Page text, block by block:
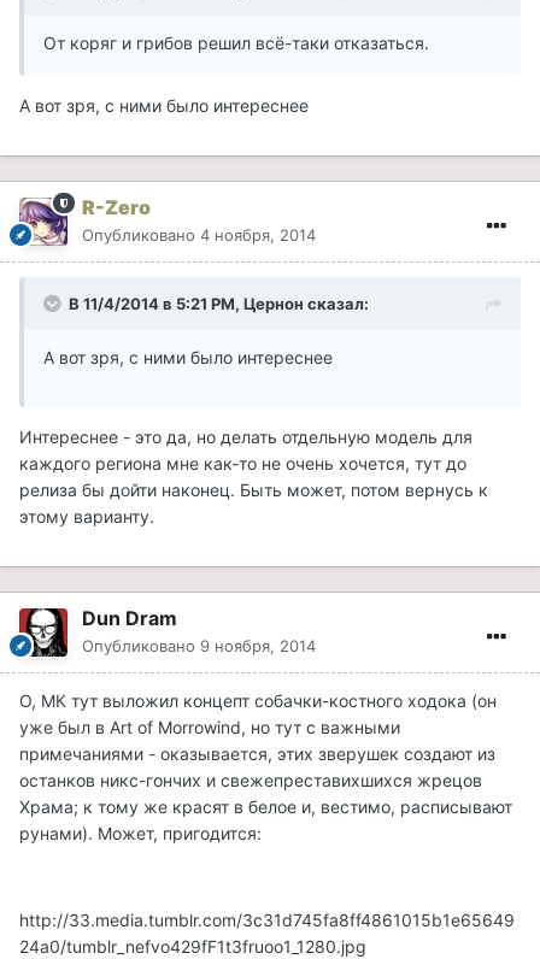
От коряг и грибов решил всё-таки отказаться.
А вот зря, с ними было интереснее
R-Zero
Опубликовано 4 ноября, 2014
В 11/4/2014 в 5:21 PM, Цернон сказал:
А вот зря, с ними было интереснее
Интереснее - это да, но делать отдельную модель для
каждого региона мне как-то не очень хочется, тут до
релиза бы дойти наконец. Быть может, потом вернусь к
этому варианту.
Dun Dram
Опубликовано 9 ноября, 2014
О, МК тут выложил концепт собачки-костного ходока (он
уже был в Art of Morrowind, но тут с важными
примечаниями - оказывается, этих зверушек создают из
останков никс-гончих и свежепреставихшихся жрецов
Храма; к тому же красят в белое и, вестимо, расписывают
рунами). Может, пригодится:
http://33.media.tumblr.com/3c31d745fa8ff4861015b1e65649
24a0/tumblr_nefvo429fF1t3fruoo1_1280.jpg